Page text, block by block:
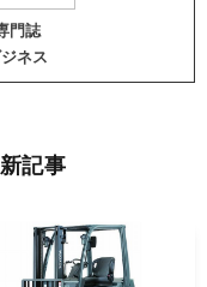
門誌
ネス
記事